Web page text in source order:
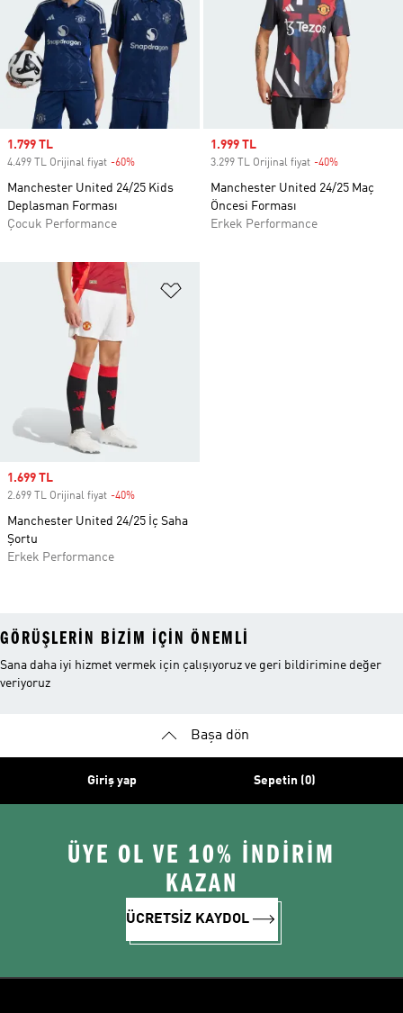
Sale price
1.799 TL
4.499 TL Orijinal fiyat -60%
Manchester United 24/25 Kids
Deplasman Forması
Çocuk Performance
Sale price
1.999 TL
3.299 TL Orijinal fiyat -40%
Manchester United 24/25 Maç
Öncesi Forması
Erkek Performance
Sale price
1.699 TL
2.699 TL Orijinal fiyat -40%
Manchester United 24/25 İç Saha
Şortu
Erkek Performance
GÖRÜŞLERIN BIZIM IÇIN ÖNEMLI
Sana daha iyi hizmet vermek için çalışıyoruz ve geri bildirimine değer
veriyoruz
Başa dön
Giriş yap Sepetin (0)
ÜYE OL VE 10% İNDİRİM
KAZAN
ÜCRETSİZ KAYDOL